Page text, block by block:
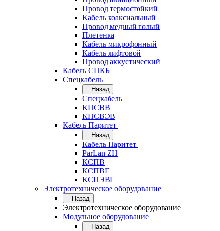
Провод термостойкий
Кабель коаксиальный
Провод медный голый
Плетенка
Кабель микрофонный
Кабель лифтовой
Провод аккустический
Кабель СПКБ
Спецкабель
Назад
Спецкабель
КПСВВ
КПСВЭВ
Кабель Паритет
Назад
Кабель Паритет
ParLan ZH
КСПВ
КСПВГ
КСПЭВГ
Электротехническое оборудование
Назад
Электротехническое оборудование
Модульное оборудование
Назад